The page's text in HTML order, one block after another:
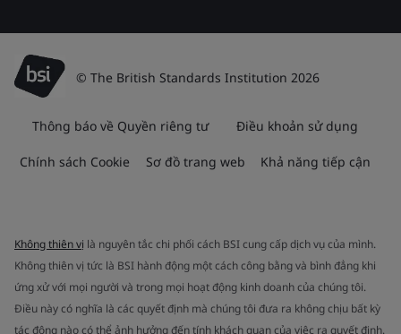
© The British Standards Institution 2026
Thông báo về Quyền riêng tư Điều khoản sử dụng
Chính sách Cookie Sơ đồ trang web Khả năng tiếp cận
Không thiên vị là nguyên tắc chi phối cách BSI cung cấp dịch vụ của mình.
Không thiên vị tức là BSI hành động một cách công bằng và bình đẳng khi
ứng xử với mọi người và trong mọi hoạt động kinh doanh của chúng tôi.
Điều này có nghĩa là các quyết định mà chúng tôi đưa ra không chịu bất kỳ
tác động nào có thể ảnh hưởng đến tính khách quan của việc ra quyết định.